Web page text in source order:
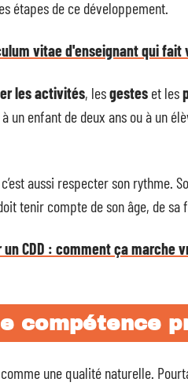
étapes de ce développement.
vitae d'enseignant qui
les activités, lesgestes et les
un enfant de deux ans ou à un
aussi respecter son rythme.
tenir compte de son âge, de sa
un CDD : comment ça marche
compétence
une qualité naturelle.